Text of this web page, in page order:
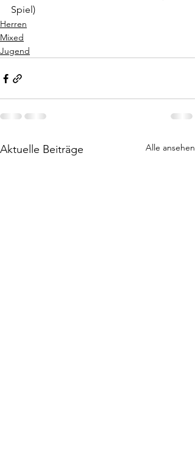
Spiel)
Herren
Mixed
Jugend
Aktuelle Beiträge Alle ansehen